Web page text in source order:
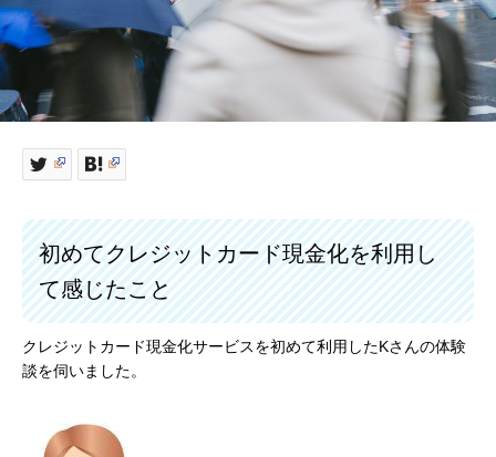
初めてクレジットカード現金化を利用し
て感じたこと
クレジットカード現金化サービスを初めて利用したKさんの体験
談を伺いました。